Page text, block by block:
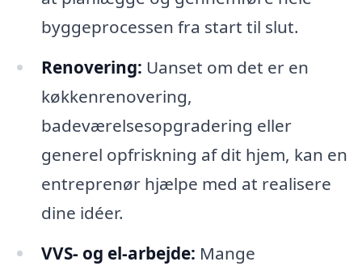
byggeprocessen fra start til slut.
Renovering: Uanset om det er en
køkkenrenovering,
badeværelsesopgradering eller
generel opfriskning af dit hjem, kan en
entreprenør hjælpe med at realisere
dine idéer.
VVS- og el-arbejde: Mange